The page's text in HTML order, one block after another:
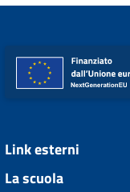
Link esterni
La scuola